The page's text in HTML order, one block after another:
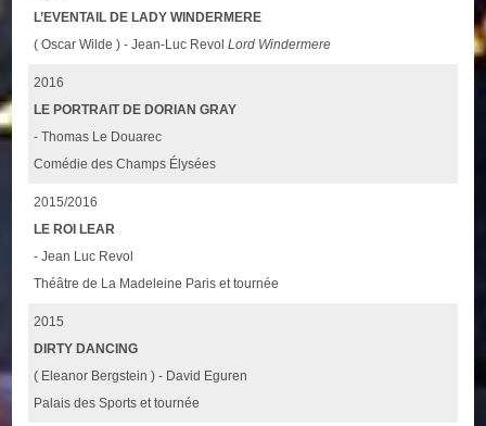
L’EVENTAIL DE LADY WINDERMERE
( Oscar Wilde ) - Jean-Luc RevolLord Windermere
2016
LE PORTRAIT DE DORIAN GRAY
- Thomas Le Douarec
Comédie des Champs Élysées
2015/2016
LE ROI LEAR
- Jean Luc Revol
Théâtre de La Madeleine Paris et tournée
2015
DIRTY DANCING
( Eleanor Bergstein ) - David Eguren
Palais des Sports et tournée